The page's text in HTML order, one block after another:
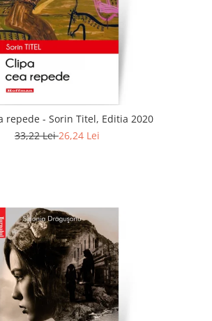
repede - Sorin Titel, Editia 2020
33,22 Lei26,24 Lei